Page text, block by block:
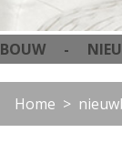
-
Home